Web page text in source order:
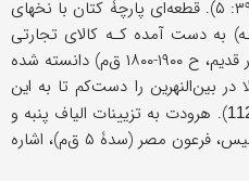
است، عهد عتیق باشد (سفر خروج، ۳۹: ۵). قطعه‌ای پارچۀ کتان با نخهای
به دست آمده کـه کالای تجارتی
واردشده از سرزمین آشور (دورۀ آشور قدیم، ح ۱۹۰۰-۱۸۰۰ ق‌م) دانسته شده
بین‌النهرین را دست‌کم تا به این
). هرودت به تزیینات الیاف پنبه و
طلا بر لباس هدیه‌شده از طرف اماسیس، فرعون مصر (سدۀ ۵ ق‌م)، اشاره